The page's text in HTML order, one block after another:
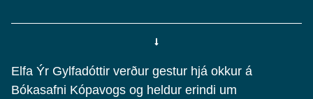
Elfa Ýr Gylfadóttir verður gestur hjá okkur á
Bókasafni Kópavogs og heldur erindi um